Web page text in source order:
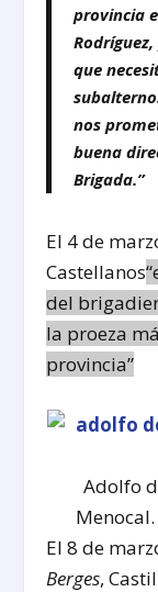
provincia
que
nos
buena
Brigada.”
El 4 de
Castellanos
del
la proeza
provincia”
Adolfo
El 8 de
Berges,